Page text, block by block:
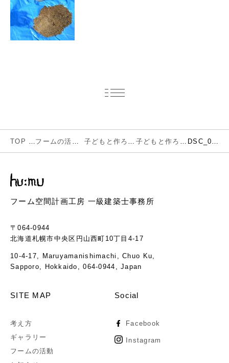
TOP
フーム空間計画工房 一級建築士事務所
〒064-0944
北海道札幌市中央区円山西町10丁目4-17
10-4-17, Maruyamanishimachi, Chuo Ku,
Sapporo, Hokkaido, 064-0944, Japan
SITE MAP
考え方
ギャラリー
フームの活動
Social
Facebook
Instagram